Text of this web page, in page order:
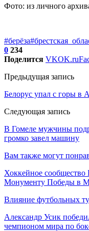
Фото: из личного
#берёза
0 234
Поделится VKOK.ru
Предыдущая запись
Белорус упал с горы в
Следующая запись
В Гомеле мужчины
громко завел машину
Вам также могут
Хоккейное сообщество
Монументу Победы в
Влияние футбольных
Александр Усик
чемпионом мира по